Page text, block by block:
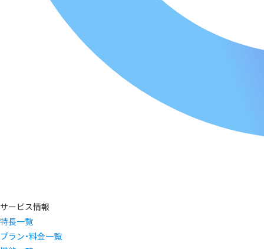
サービス情報
特長一覧
プラン・料金一覧